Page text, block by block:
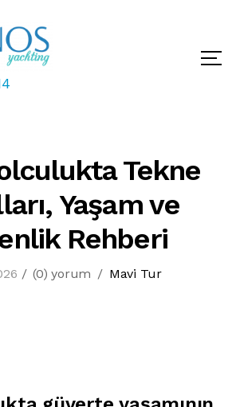
Tekne
Yaşam ve
Rehberi
/ (0) yorum / Mavi Tur